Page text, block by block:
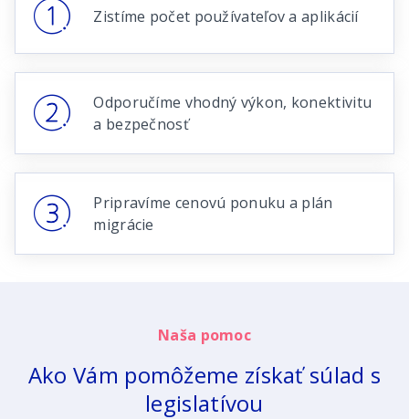
Zistíme počet používateľov a aplikácií
Odporučíme vhodný výkon, konektivitu
a bezpečnosť
Pripravíme cenovú ponuku a plán
migrácie
Naša pomoc
Ako Vám pomôžeme získať súlad s
legislatívou